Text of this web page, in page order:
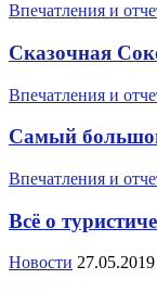
Впечатления и
Сказочная
Впечатления и
Самый
Впечатления и
Всё о
Новости 27.05.2019